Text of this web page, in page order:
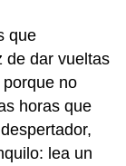
que
de dar vueltas
no
horas que
lea un